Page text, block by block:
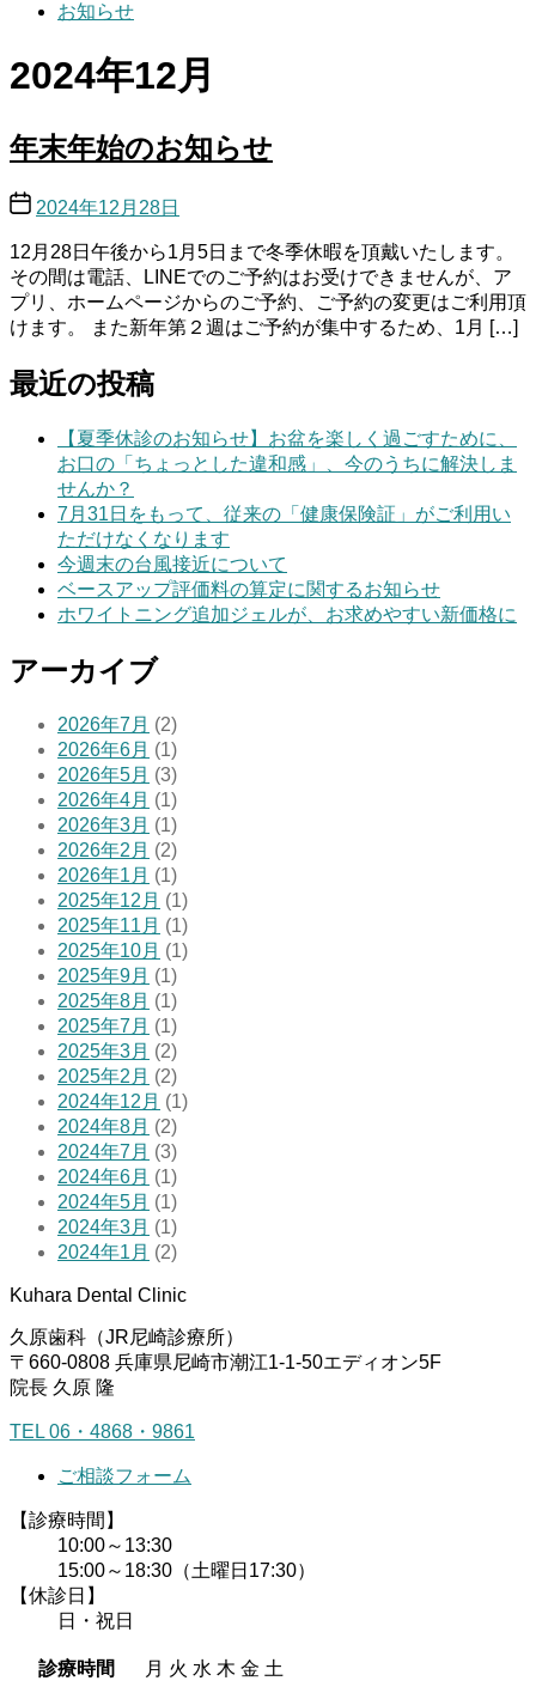
お知らせ
2024年12月
年末年始のお知らせ
2024年12月28日
12月28日午後から1月5日まで冬季休暇を頂戴いたします。
その間は電話、LINEでのご予約はお受けできませんが、ア
プリ、ホームページからのご予約、ご予約の変更はご利用頂
けます。 また新年第２週はご予約が集中するため、1月 […]
最近の投稿
【夏季休診のお知らせ】お盆を楽しく過ごすために、
お口の「ちょっとした違和感」、今のうちに解決しま
せんか？
7月31日をもって、従来の「健康保険証」がご利用い
ただけなくなります
今週末の台風接近について
ベースアップ評価料の算定に関するお知らせ
ホワイトニング追加ジェルが、お求めやすい新価格に
アーカイブ
2026年7月 (2)
2026年6月 (1)
2026年5月 (3)
2026年4月 (1)
2026年3月 (1)
2026年2月 (2)
2026年1月 (1)
2025年12月 (1)
2025年11月 (1)
2025年10月 (1)
2025年9月 (1)
2025年8月 (1)
2025年7月 (1)
2025年3月 (2)
2025年2月 (2)
2024年12月 (1)
2024年8月 (2)
2024年7月 (3)
2024年6月 (1)
2024年5月 (1)
2024年3月 (1)
2024年1月 (2)
Kuhara Dental Clinic
久原歯科（JR尼崎診療所）
〒660-0808 兵庫県尼崎市潮江1-1-50エディオン5F
院長 久原 隆
TEL 06・4868・9861
ご相談フォーム
【診療時間】
10:00～13:30
15:00～18:30（土曜日17:30）
【休診日】
日・祝日
診療時間 月 火 水 木 金 土